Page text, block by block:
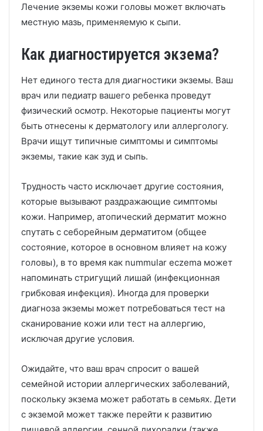
Лечение экземы кожи головы может включать
местную мазь, применяемую к сыпи.
Как диагностируется экзема?
Нет единого теста для диагностики экземы. Ваш
врач или педиатр вашего ребенка проведут
физический осмотр. Некоторые пациенты могут
быть отнесены к дерматологу или аллергологу.
Врачи ищут типичные симптомы и симптомы
экземы, такие как зуд и сыпь.
Трудность часто исключает другие состояния,
которые вызывают раздражающие симптомы
кожи. Например, атопический дерматит можно
спутать с себорейным дерматитом (общее
состояние, которое в основном влияет на кожу
головы), в то время как nummular eczema может
напоминать стригущий лишай (инфекционная
грибковая инфекция). Иногда для проверки
диагноза экземы может потребоваться тест на
сканирование кожи или тест на аллергию,
исключая другие условия.
Ожидайте, что ваш врач спросит о вашей
семейной истории аллергических заболеваний,
поскольку экзема может работать в семьях. Дети
с экземой может также перейти к развитию